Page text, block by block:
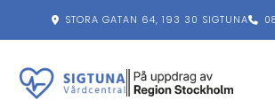
STORA GATAN 64, 193 30 SIGTUNA